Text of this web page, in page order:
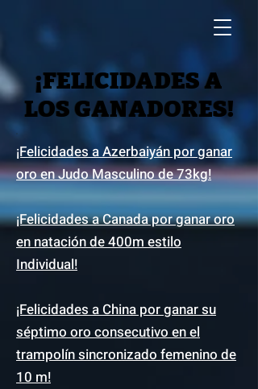
¡FELICIDADES A
LOS GANADORES!
¡FELICIDADES A
LOS GANADORES!
¡Felicidades a Azerbaiyán por ganar
oro en Judo Masculino de 73kg!
¡Felicidades a Canada por ganar oro
en natación de 400m estilo
Individual!
¡Felicidades a China por ganar su
séptimo oro consecutivo en el
trampolín sincronizado femenino de
10 m!